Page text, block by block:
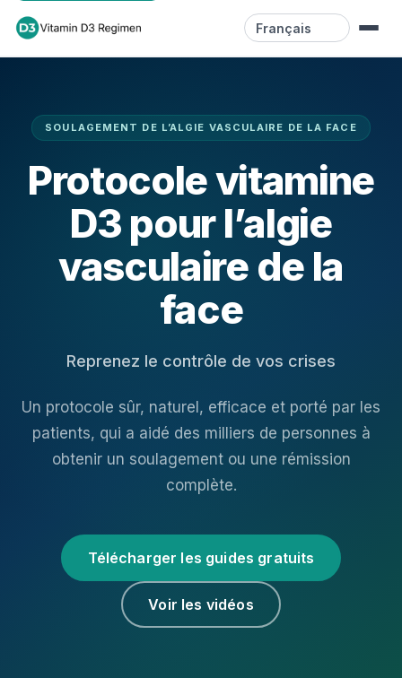
Langue
Ressources
Vidéos
Contact
SOULAGEMENT DE L’ALGIE VASCULAIRE DE LA FACE
Protocole vitamine
D3 pour l’algie
vasculaire de la
face
Reprenez le contrôle de vos crises
Un protocole sûr, naturel, efficace et porté par les
patients, qui a aidé des milliers de personnes à
obtenir un soulagement ou une rémission
complète.
Télécharger les guides gratuits
Voir les vidéos